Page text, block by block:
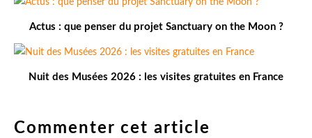
Actus : que penser du projet Sanctuary on the Moon ?
Nuit des Musées 2026 : les visites gratuites en France
Commenter cet article